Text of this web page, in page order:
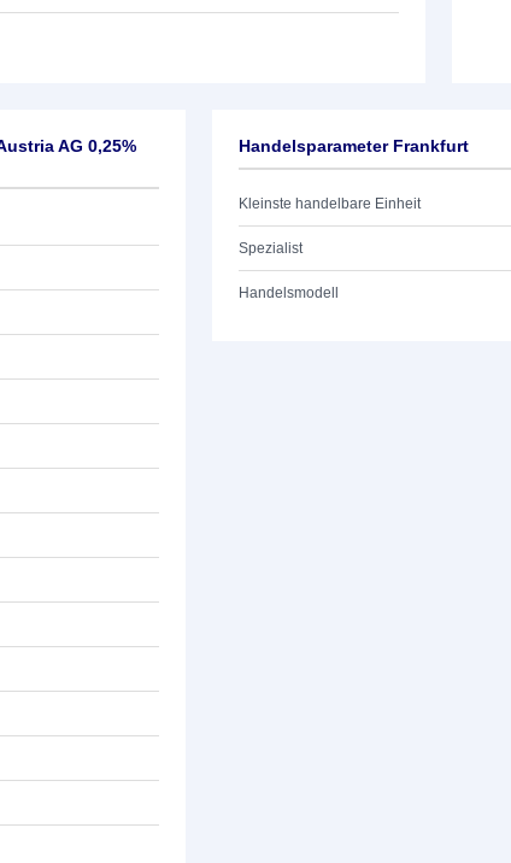
AG 0,25%
Handelsparameter Frankfurt
Kleinste handelbare Einheit
Spezialist
Handelsmodell